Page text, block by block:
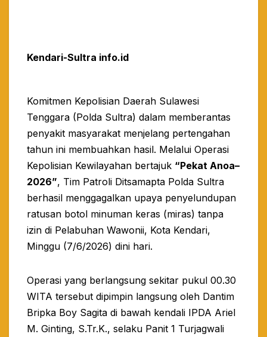
Kendari-Sultra info.id
Komitmen Kepolisian Daerah Sulawesi
Tenggara (Polda Sultra) dalam memberantas
penyakit masyarakat menjelang pertengahan
tahun ini membuahkan hasil. Melalui Operasi
Kepolisian Kewilayahan bertajuk “Pekat Anoa–
2026”, Tim Patroli Ditsamapta Polda Sultra
berhasil menggagalkan upaya penyelundupan
ratusan botol minuman keras (miras) tanpa
izin di Pelabuhan Wawonii, Kota Kendari,
Minggu (7/6/2026) dini hari.
​Operasi yang berlangsung sekitar pukul 00.30
WITA tersebut dipimpin langsung oleh Dantim
Bripka Boy Sagita di bawah kendali IPDA Ariel
M. Ginting, S.Tr.K., selaku Panit 1 Turjagwali